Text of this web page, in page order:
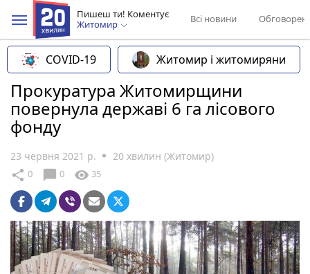
Пишеш ти! Коментує
Житомир
Всі новини
COVID-19 Житомир і житомиряни
Прокуратура Житомирщини
повернула державі 6 га лісового
фонду
23 червня 2021 р. 20 хвилин (Житомир)
share 0 chat_bubble 0 visibility 35